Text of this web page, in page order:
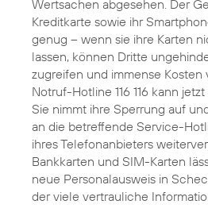
Wertsachen abgesehen. Der
Kreditkarte sowie ihr
genug – wenn sie ihre Karten
lassen, können Dritte
zugreifen und immense Kosten
Notruf-Hotline 116 116 kann
Sie nimmt ihre Sperrung auf
an die betreffende Service-
ihres Telefonanbieters
Bankkarten und SIM-Karten
neue Personalausweis in
der viele vertrauliche